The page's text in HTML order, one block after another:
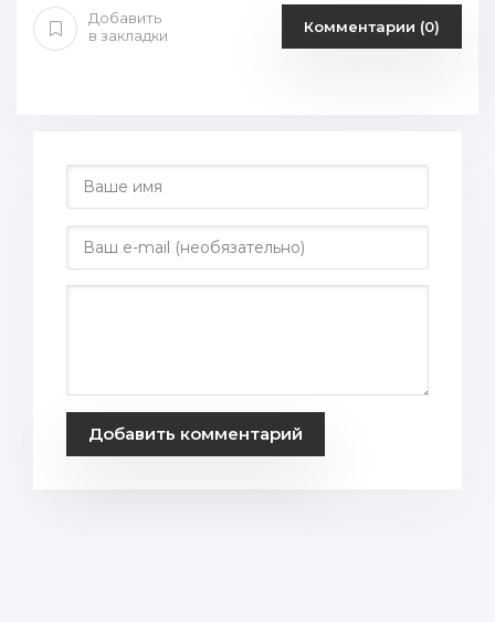
Добавить
в закладки
Комментарии (0)
Добавить комментарий